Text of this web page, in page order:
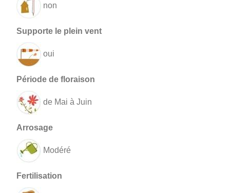
non
oui
de Mai à Juin
Modéré